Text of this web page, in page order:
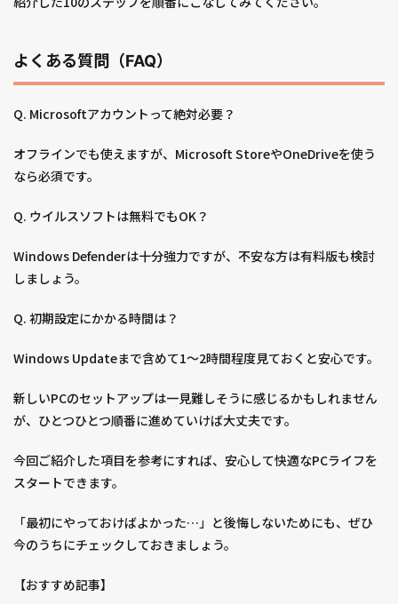
よくある質問（FAQ）
Q. Microsoftアカウントって絶対必要？
オフラインでも使えますが、Microsoft StoreやOneDriveを使う
なら必須です。
Q. ウイルスソフトは無料でもOK？
Windows Defenderは十分強力ですが、不安な方は有料版も検討
しましょう。
Q. 初期設定にかかる時間は？
Windows Updateまで含めて1～2時間程度見ておくと安心です。
新しいPCのセットアップは一見難しそうに感じるかもしれません
が、ひとつひとつ順番に進めていけば大丈夫です。
今回ご紹介した項目を参考にすれば、安心して快適なPCライフを
スタートできます。
「最初にやっておけばよかった…」と後悔しないためにも、ぜひ
今のうちにチェックしておきましょう。
【おすすめ記事】